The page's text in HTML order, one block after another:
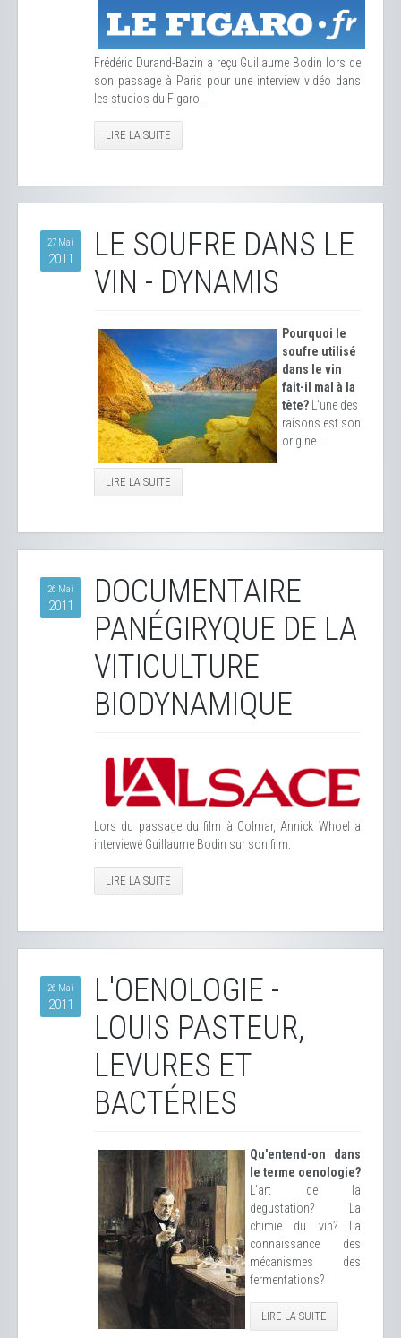
Frédéric Durand-Bazin a reçu Guillaume Bodin lors de
son passage à Paris pour une interview vidéo dans
les studios du Figaro.
LIRE LA SUITE
27 Mai
2011
LE SOUFRE DANS LE
VIN - DYNAMIS
Pourquoi le
soufre utilisé
dans le vin
fait-il mal à la
tête? L'une des
raisons est son
origine...
LIRE LA SUITE
26 Mai
2011
DOCUMENTAIRE
PANÉGIRYQUE DE LA
VITICULTURE
BIODYNAMIQUE
Lors du passage du film à Colmar, Annick Whoel a
interviewé Guillaume Bodin sur son film.
LIRE LA SUITE
26 Mai
2011
L'OENOLOGIE -
LOUIS PASTEUR,
LEVURES ET
BACTÉRIES
Qu'entend-on dans
le terme oenologie?
L'art de la
dégustation? La
chimie du vin? La
connaissance des
mécanismes des
fermentations?
LIRE LA SUITE